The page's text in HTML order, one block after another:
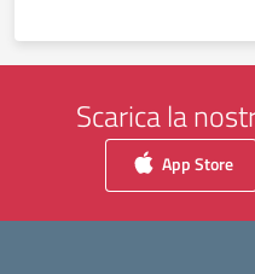
Scarica la
App Store